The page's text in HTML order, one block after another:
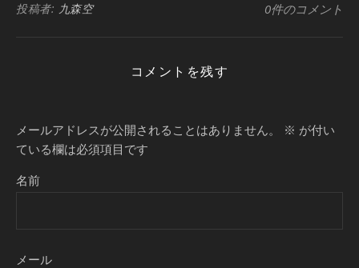
投稿者: 九森空 0件のコメント
コメントを残す
メールアドレスが公開されることはありません。 ※ が付い
ている欄は必須項目です
名前
メール